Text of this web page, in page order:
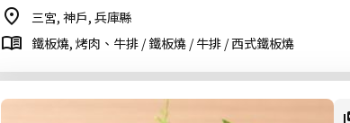
三宮, 神戶, 兵庫縣
鐵板燒, 烤肉、牛排 / 鐵板燒 / 牛排 / 西式鐵板燒